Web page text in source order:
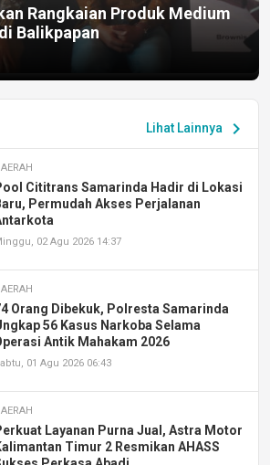
Rangkaian Produk Medium
Balikpapan
Lihat Lainnya chevron_right
Cititrans Samarinda Hadir di Lokasi
Permudah Akses Perjalanan
02 Agu 2026 14:37
Orang Dibekuk, Polresta Samarinda
56 Kasus Narkoba Selama
Antik Mahakam 2026
01 Agu 2026 06:43
Layanan Purna Jual, Astra Motor
Timur 2 Resmikan AHASS